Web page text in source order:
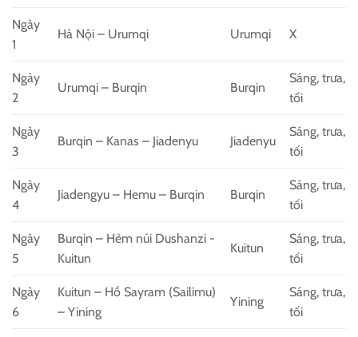
Ngày
1
Hà Nội – Urumqi Urumqi X
Ngày
2
Urumqi – Burqin Burqin
Sáng, trưa,
tối
Ngày
3
Burqin – Kanas – Jiadenyu Jiadenyu
Sáng, trưa,
tối
Ngày
4
Jiadengyu – Hemu – Burqin Burqin
Sáng, trưa,
tối
Ngày
5
Burqin – Hẻm núi Dushanzi -
Kuitun
Kuitun
Sáng, trưa,
tối
Ngày
6
Kuitun – Hồ Sayram (Sailimu)
– Yining
Yining
Sáng, trưa,
tối